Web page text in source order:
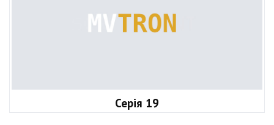
Серія 19